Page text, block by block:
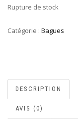
Rupture de stock
Catégorie : Bagues
DESCRIPTION
AVIS (0)